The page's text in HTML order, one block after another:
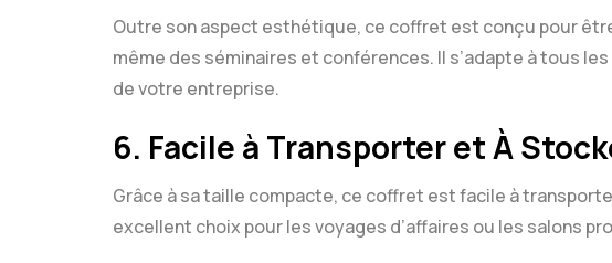
Outre son aspect esthétique, ce coffret est conçu pour
même des séminaires et conférences. Il s’adapte à tous
de votre entreprise.
6. Facile à Transporter et À
Grâce à sa taille compacte, ce coffret est facile à
excellent choix pour les voyages d’affaires ou les salons